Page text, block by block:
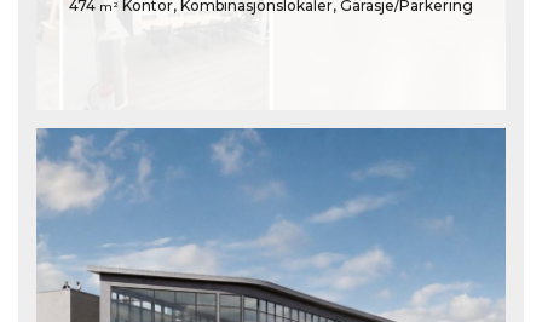
474 m² Kontor, Kombinasjonslokaler, Garasje/Parkering